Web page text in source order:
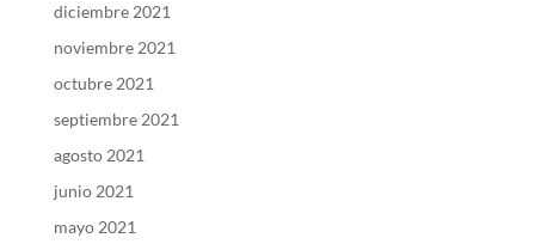
diciembre 2021
noviembre 2021
octubre 2021
septiembre 2021
agosto 2021
junio 2021
mayo 2021